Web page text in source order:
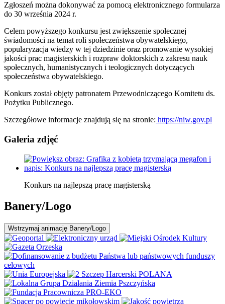
Zgłoszeń można dokonywać za pomocą elektronicznego formularza
do 30 września 2024 r.
Celem powyższego konkursu jest zwiększenie społecznej
świadomości na temat roli społeczeństwa obywatelskiego,
popularyzacja wiedzy w tej dziedzinie oraz promowanie wysokiej
jakości prac magisterskich i rozpraw doktorskich z zakresu nauk
społecznych, humanistycznych i teologicznych dotyczących
społeczeństwa obywatelskiego.
Konkurs został objęty patronatem Przewodniczącego Komitetu ds.
Pożytku Publicznego.
Szczegółowe informacje znajdują się na stronie: https://niw.gov.pl
Galeria zdjęć
Konkurs na najlepszą pracę magisterską
Banery/Logo
Wstrzymaj animację Banery/Logo